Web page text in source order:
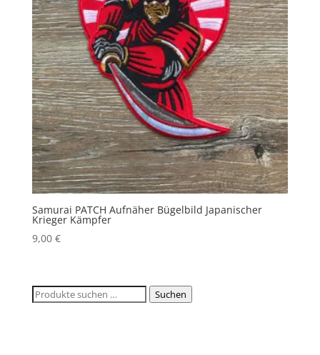
Samurai PATCH Aufnäher Bügelbild Japanischer
Krieger Kämpfer
9,00 €
Suchen
Suchen